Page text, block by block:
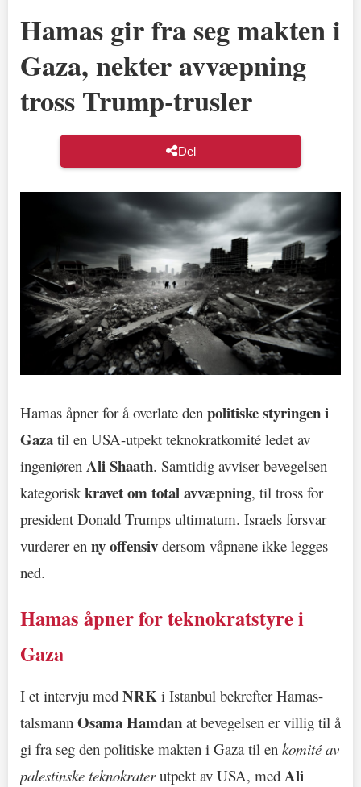
Hamas gir fra seg makten i
Gaza, nekter avvæpning
tross Trump-trusler
Del
Hamas åpner for å overlate den politiske styringen i
Gaza til en USA-utpekt teknokratkomité ledet av
ingeniøren Ali Shaath. Samtidig avviser bevegelsen
kategorisk kravet om total avvæpning, til tross for
president Donald Trumps ultimatum. Israels forsvar
vurderer en ny offensiv dersom våpnene ikke legges
ned.
Hamas åpner for teknokratstyre i
Gaza
I et intervju med NRK i Istanbul bekrefter Hamas-
talsmann Osama Hamdan at bevegelsen er villig til å
gi fra seg den politiske makten i Gaza til en komité av
palestinske teknokraterutpekt av USA, med Ali